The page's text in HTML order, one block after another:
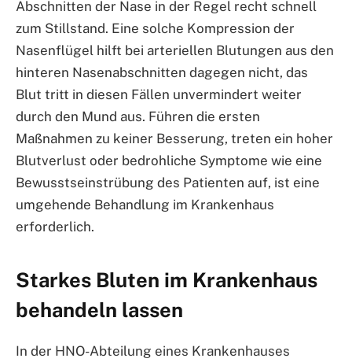
Abschnitten der Nase in der Regel recht schnell
zum Stillstand. Eine solche Kompression der
Nasenflügel hilft bei arteriellen Blutungen aus den
hinteren Nasenabschnitten dagegen nicht, das
Blut tritt in diesen Fällen unvermindert weiter
durch den Mund aus. Führen die ersten
Maßnahmen zu keiner Besserung, treten ein hoher
Blutverlust oder bedrohliche Symptome wie eine
Bewusstseinstrübung des Patienten auf, ist eine
umgehende Behandlung im Krankenhaus
erforderlich.
Starkes Bluten im Krankenhaus
behandeln lassen
In der HNO-Abteilung eines Krankenhauses